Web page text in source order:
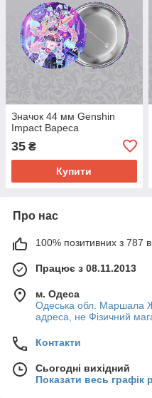
Значок 44 мм Genshin
Impact Вареса
35 ₴
Купити
Про нас
100% позитивних з 787
Працює з 08.11.2013
м. Одеса
Одеська обл. Маршала
адреса, не Фізичний
Контакти
Сьогодні вихідний
Показати весь графік